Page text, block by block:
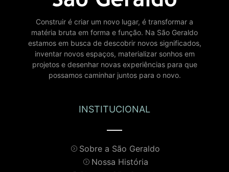
Construir é criar um novo lugar, é transformar a
matéria bruta em forma e função. Na São Geraldo
estamos em busca de descobrir novos significados,
inventar novos espaços, materializar sonhos em
projetos e desenhar novas experiências para que
possamos caminhar juntos para o novo.
INSTITUCIONAL
Sobre a São Geraldo
Nossa História